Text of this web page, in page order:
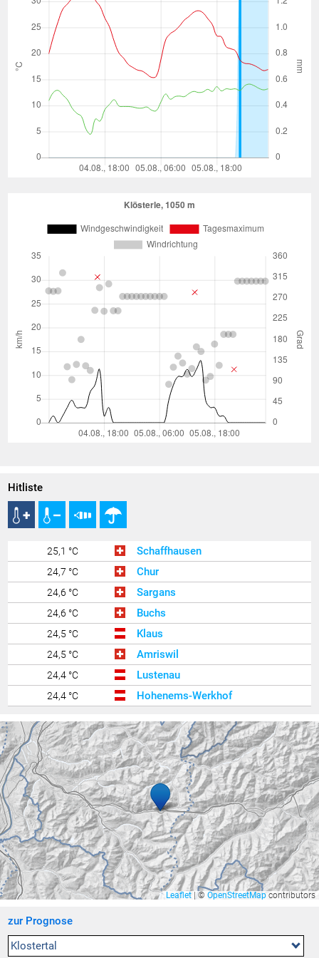
Hitliste
25,1 °C Schaffhausen
24,7 °C Chur
24,6 °C Sargans
24,6 °C Buchs
24,5 °C Klaus
24,5 °C Amriswil
24,4 °C Lustenau
24,4 °C Hohenems-Werkhof
24,2 °C Brunnenfeld
24,1 °C Zürich Kloten
24,1 °C Balzers Oksaboda
24,1 °C Bregenz Stadt
24,0 °C Hallau
23,9 °C Ravensburg - Weißenau
23,9 °C Bad Ragaz
23,9 °C Zürich / Affoltern
23,8 °C Lindau Insel
23,8 °C
23,8 °C
Leaflet © OpenStreetMap contributors
zur Prognose
Klostertal